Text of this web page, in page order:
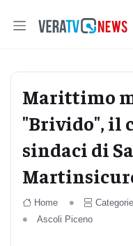
Marittimo
"Brivido", il
sindaci di
Home Categorie
Ascoli Piceno